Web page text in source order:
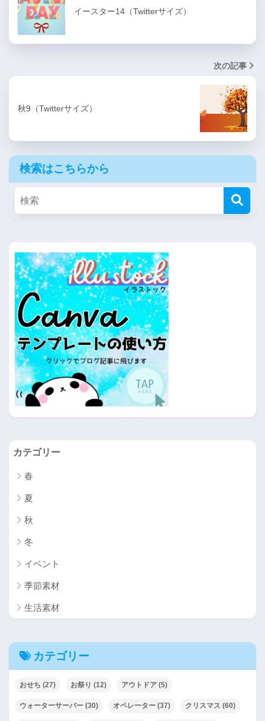
イースター14（Twitterサイズ）
次の記事
秋9（Twitterサイズ）
検索はこちらから
カテゴリー
春
夏
秋
冬
イベント
季節素材
生活素材
カテゴリー
おせち (27) お祭り (12) アウトドア (5)
ウォーターサーバー (30) オペレーター (37) クリスマス (60)